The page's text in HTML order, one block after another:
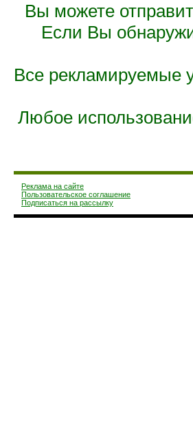
Вы можете
Если Вы
Все рекламируемые
Любое
Реклама на сайте
Пользовательское соглашение
Подписаться на рассылку